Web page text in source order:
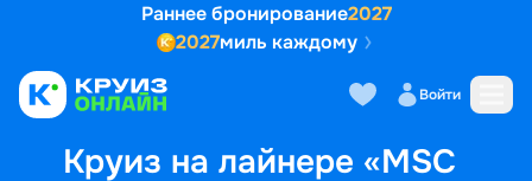
Раннее бронирование2027
2027миль каждому
Войти
Круиз на лайнере «MSC
Выбор кают Маршрут и